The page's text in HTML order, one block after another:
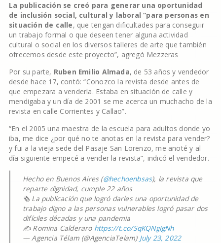
La publicación se creó para generar una oportunidad
de inclusión social, cultural y laboral “para personas en
situación de calle, que tengan dificultades para conseguir
un trabajo formal o que deseen tener alguna actividad
cultural o social en los diversos talleres de arte que también
ofrecemos desde este proyecto”, agregó Mezzeras
Por su parte, Ruben Emilio Almada, de 53 años y vendedor
desde hace 17, contó: “Conozco la revista desde antes de
que empezara a venderla. Estaba en situación de calle y
mendigaba y un día de 2001 se me acerca un muchacho de la
revista en calle Corrientes y Callao”.
“En el 2005 una maestra de la escuela para adultos donde yo
iba, me dice ¿por qué no te anotas en la revista para vender?
y fui a la vieja sede del Pasaje San Lorenzo, me anoté y al
día siguiente empecé a vender la revista”, indicó el vendedor.
Hecho en Buenos Aires (@hechoenbsas), la revista que
reparte dignidad, cumple 22 años
🗞 La publicación que logró darles una oportunidad de
trabajo digno a las personas vulnerables logró pasar dos
difíciles décadas y una pandemia
✍️ Romina Calderaro https://t.co/SqKQNgIgNh
— Agencia Télam (@AgenciaTelam) July 23, 2022